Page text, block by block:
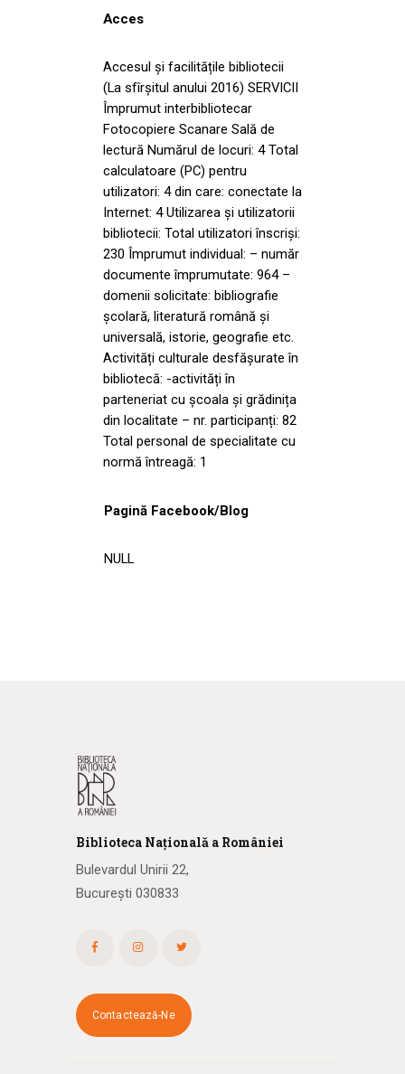
Acces
Accesul și facilitățile bibliotecii
(La sfîrșitul anului 2016) SERVICII
Împrumut interbibliotecar
Fotocopiere Scanare Sală de
lectură Numărul de locuri: 4 Total
calculatoare (PC) pentru
utilizatori: 4 din care: conectate la
Internet: 4 Utilizarea și utilizatorii
bibliotecii: Total utilizatori înscriși:
230 Împrumut individual: – număr
documente împrumutate: 964 –
domenii solicitate: bibliografie
școlară, literatură română și
universală, istorie, geografie etc.
Activități culturale desfășurate în
bibliotecă: -activități în
parteneriat cu școala și grădinița
din localitate – nr. participanți: 82
Total personal de specialitate cu
normă întreagă: 1
Pagină Facebook/Blog
NULL
Biblioteca Națională a României
Bulevardul Unirii 22,
București 030833
Contactează-Ne